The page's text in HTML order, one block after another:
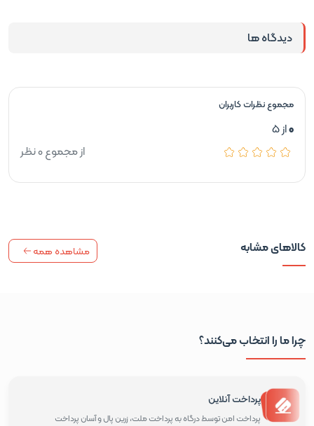
کالاهای مشابه مشاهده همه
دیدگاه ها
مجموع نظرات کاربران
0از 5
از مجموع 0 نظر
چرا ما را انتخاب می‌کنند؟
پرداخت آنلاین
پرداخت امن توسط درگاه به پرداخت ملت، زرین پال و آسان پرداخت